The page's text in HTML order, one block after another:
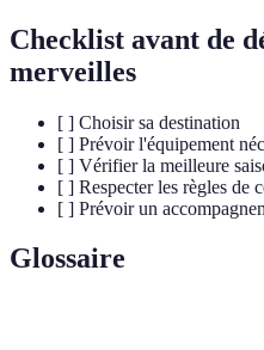
Checklist avant de
merveilles
[ ] Choisir sa destination
[ ] Prévoir l'équipement
[ ] Vérifier la meilleure
[ ] Respecter les règles de
[ ] Prévoir un
Glossaire